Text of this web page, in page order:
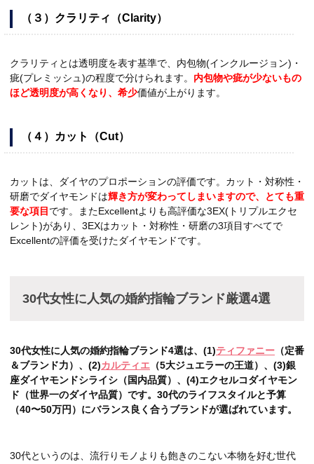
（３）クラリティ（Clarity）
クラリティとは透明度を表す基準で、内包物(インクルージョン)・
疵(プレミッシュ)の程度で分けられます。 内包物や疵が少ないもの
ほど透明度が高くなり、希少価値が上がります。
（４）カット（Cut）
カットは、ダイヤのプロポーションの評価です。カット・対称性・
研磨でダイヤモンドは輝き方が変わってしまいますので、とても重
要な項目 です。またExcellentよりも高評価な3EX(トリプルエクセ
レント)があり、3EXはカット・対称性・研磨の3項目すべてで
Excellentの評価を受けたダイヤモンドです。
30代女性に人気の婚約指輪ブランド厳選4選
30代女性に人気の婚約指輪ブランド4選は、(1)ティファニー （定番
＆ブランド力）、(2)カルティエ （5大ジュエラーの王道）、(3)銀
座ダイヤモンドシライシ（国内品質）、(4)エクセルコダイヤモン
ド（世界一のダイヤ品質）です。30代のライフスタイルと予算
（40〜50万円）にバランス良く合うブランドが選ばれています。
30代というのは、流行りモノよりも飽きのこない本物を好む世代